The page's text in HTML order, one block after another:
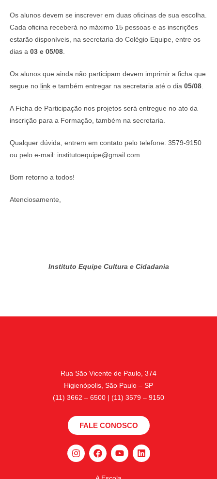
Os alunos devem se inscrever em duas oficinas de sua escolha.
Cada oficina receberá no máximo 15 pessoas e as inscrições
estarão disponíveis, na secretaria do Colégio Equipe, entre os
dias a 03 e 05/08.
Os alunos que ainda não participam devem imprimir a ficha que
segue no link e também entregar na secretaria até o dia 05/08.
A Ficha de Participação nos projetos será entregue no ato da
inscrição para a Formação, também na secretaria.
Qualquer dúvida, entrem em contato pelo telefone: 3579-9150
ou pelo e-mail: institutoequipe@gmail.com
Bom retorno a todos!
Atenciosamente,
Instituto Equipe Cultura e Cidadania
Rua São Vicente de Paulo, 374
Higienópolis, São Paulo – SP
(11) 3662 – 6500 | (11) 3579 – 9150
FALE CONOSCO